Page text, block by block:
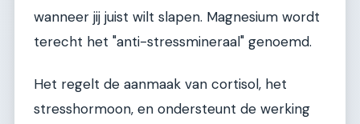
wanneer jij juist wilt slapen. Magnesium wordt
terecht het "anti-stressmineraal" genoemd.
Het regelt de aanmaak van cortisol, het
stresshormoon, en ondersteunt de werking